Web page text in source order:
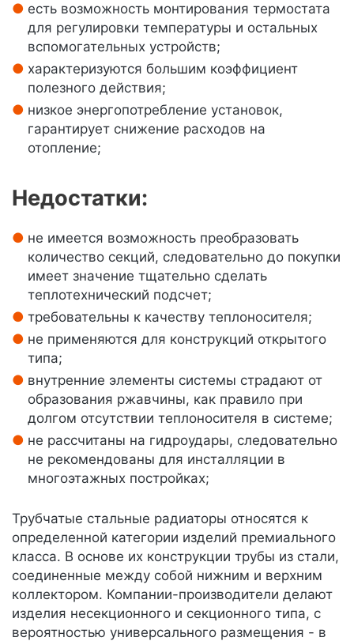
есть возможность монтирования термостата
для регулировки температуры и остальных
вспомогательных устройств;
характеризуются большим коэффициент
полезного действия;
низкое энергопотребление установок,
гарантирует снижение расходов на
отопление;
Недостатки:
не имеется возможность преобразовать
количество секций, следовательно до покупки
имеет значение тщательно сделать
теплотехнический подсчет;
требовательны к качеству теплоносителя;
не применяются для конструкций открытого
типа;
внутренние элементы системы страдают от
образования ржавчины, как правило при
долгом отсутствии теплоносителя в системе;
не рассчитаны на гидроудары, следовательно
не рекомендованы для инсталляции в
многоэтажных постройках;
Трубчатые стальные радиаторы относятся к
определенной категории изделий премиального
класса. В основе их конструкции трубы из стали,
соединенные между собой нижним и верхним
коллектором. Компании-производители делают
изделия несекционного и секционного типа, с
вероятностью универсального размещения - в